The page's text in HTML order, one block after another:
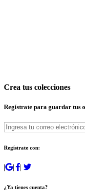
Crea tus colecciones
Regístrate para guardar tus
Regístrate con:
| | | |
¿Ya tienes cuenta?